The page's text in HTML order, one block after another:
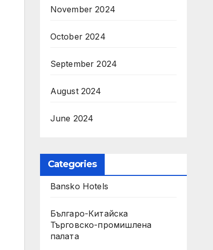
November 2024
October 2024
September 2024
August 2024
June 2024
Categories
Bansko Hotels
Българо-Китайска
Търговско-промишлена
палaта